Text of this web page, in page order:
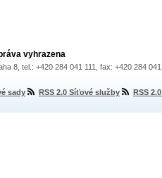
vyhrazena
8, tel.: +420 284 041 111, fax: +420 284
sady RSS 2.0 Síťové služby RSS